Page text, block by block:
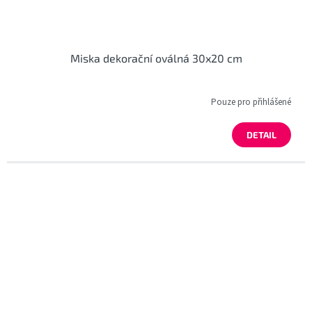
Miska dekorační oválná 30x20 cm
Pouze pro přihlášené
DETAIL